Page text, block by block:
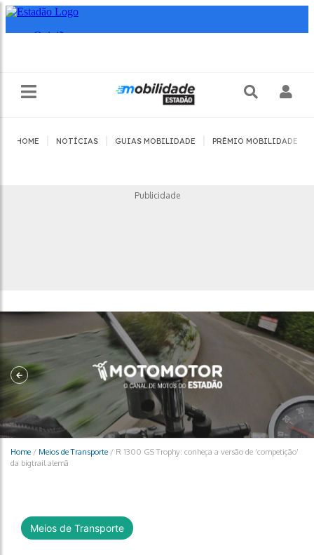
HOME NOTÍCIAS GUIAS MOBILIDADE PRÊMIO MOBILIDADE
Publicidade
Home / Meios de Transporte / R 1300 GS Trophy: conheça a versão de ‘competição’
da bigtrail alemã
Meios de Transporte